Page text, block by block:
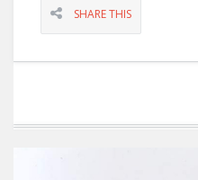
SHARE THIS